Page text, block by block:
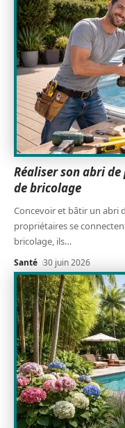
Réaliser son abri
de bricolage
Concevoir et bâtir un abri
propriétaires se
bricolage, ils…
Santé 30 juin 2026